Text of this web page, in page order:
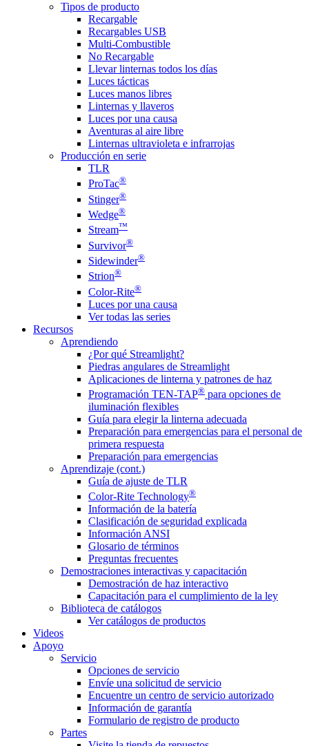
Tipos de producto
Recargable
Recargables USB
Multi-Combustible
No Recargable
Llevar linternas todos los días
Luces tácticas
Luces manos libres
Linternas y llaveros
Luces por una causa
Aventuras al aire libre
Linternas ultravioleta e infrarrojas
Producción en serie
TLR
ProTac®
Stinger®
Wedge®
Stream™
Survivor®
Sidewinder®
Strion®
Color-Rite®
Luces por una causa
Ver todas las series
Recursos
Aprendiendo
¿Por qué Streamlight?
Piedras angulares de Streamlight
Aplicaciones de linterna y patrones de haz
Programación TEN-TAP® para opciones de
iluminación flexibles
Guía para elegir la linterna adecuada
Preparación para emergencias para el personal de
primera respuesta
Preparación para emergencias
Aprendizaje (cont.)
Guía de ajuste de TLR
Color-Rite Technology®
Información de la batería
Clasificación de seguridad explicada
Información ANSI
Glosario de términos
Preguntas frecuentes
Demostraciones interactivas y capacitación
Demostración de haz interactivo
Capacitación para el cumplimiento de la ley
Biblioteca de catálogos
Ver catálogos de productos
Videos
Apoyo
Servicio
Opciones de servicio
Envíe una solicitud de servicio
Encuentre un centro de servicio autorizado
Información de garantía
Formulario de registro de producto
Partes